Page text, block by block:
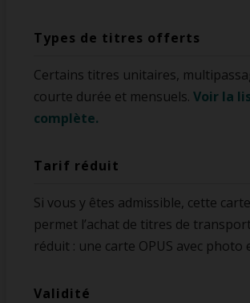
Types de titres offerts
Certains titres unitaires,
courte durée et mensuels. Voir la
complète.
Tarif réduit
Si vous y êtes admissible, cette
permet l’achat de titres de
réduit : une carte OPUS avec photo
Validité